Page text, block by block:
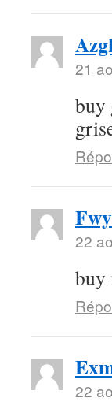
21
buy
22
buy
22